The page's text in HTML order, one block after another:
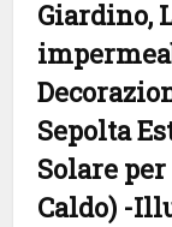
Giardino,
Sepolta
Solare
Caldo) -